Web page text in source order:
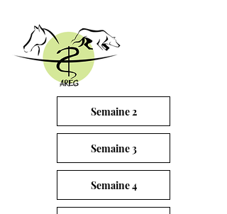
Semaine 2
Semaine 3
Semaine 4